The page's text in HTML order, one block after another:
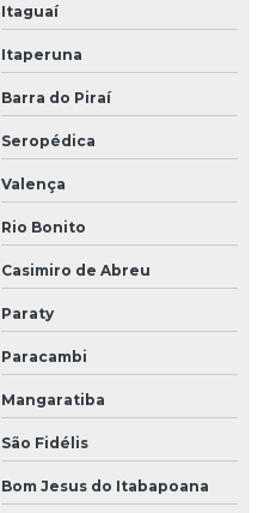
Itaguaí
Itaperuna
Barra do Piraí
Seropédica
Valença
Rio Bonito
Casimiro de Abreu
Paraty
Paracambi
Mangaratiba
São Fidélis
Bom Jesus do Itabapoana